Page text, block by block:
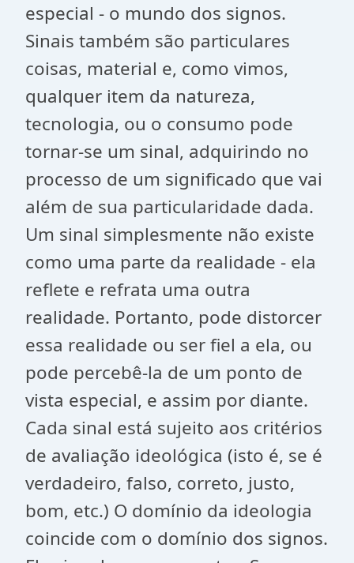
especial - o mundo dos signos.
Sinais também são particulares
coisas, material e, como vimos,
qualquer item da natureza,
tecnologia, ou o consumo pode
tornar-se um sinal, adquirindo no
processo de um significado que vai
além de sua particularidade dada.
Um sinal simplesmente não existe
como uma parte da realidade - ela
reflete e refrata uma outra
realidade. Portanto, pode distorcer
essa realidade ou ser fiel a ela, ou
pode percebê-la de um ponto de
vista especial, e assim por diante.
Cada sinal está sujeito aos critérios
de avaliação ideológica (isto é, se é
verdadeiro, falso, correto, justo,
bom, etc.) O domínio da ideologia
coincide com o domínio dos signos.